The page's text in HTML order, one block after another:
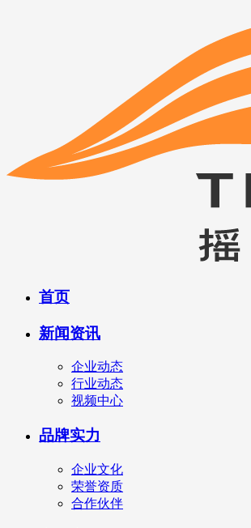
首页
新闻资讯
企业动态
行业动态
视频中心
品牌实力
企业文化
荣誉资质
合作伙伴